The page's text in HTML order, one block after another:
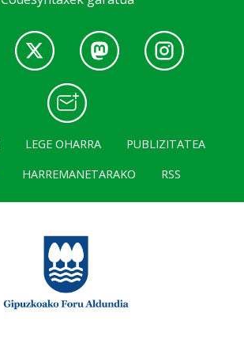
LEGE OHARRA
PUBLIZITATEA
HARREMANETARAKO RSS